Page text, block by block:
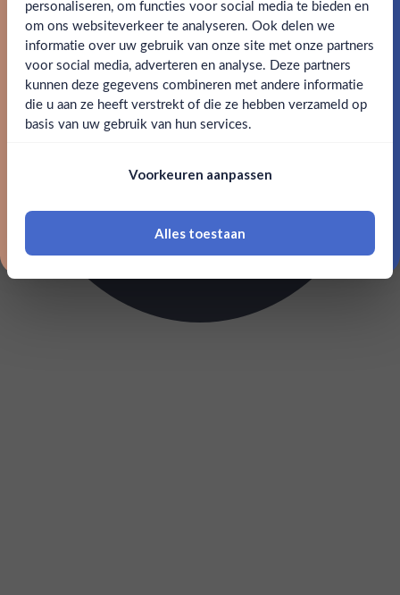
Ben jij 18 jaar of ouder?
Ja Nee
18 jaar of ouder zijn
personaliseren, om functies voor social media te bieden en
om ons websiteverkeer te analyseren. Ook delen we
informatie over uw gebruik van onze site met onze partners
voor social media, adverteren en analyse. Deze partners
kunnen deze gegevens combineren met andere informatie
die u aan ze heeft verstrekt of die ze hebben verzameld op
basis van uw gebruik van hun services.
Voorkeuren aanpassen
Alles toestaan
Email
Claim mijn korting